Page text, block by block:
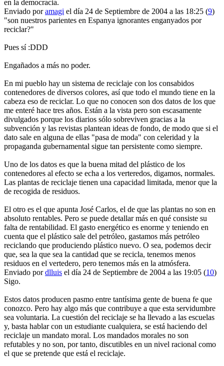
en la democracia.
Enviado poramagi el día 24 de Septiembre de 2004 a las 18:25 (9)
"son nuestros parientes en Espanya ignorantes enganyados por
reciclar?"
Pues sí :DDD
Engañados a más no poder.
En mi pueblo hay un sistema de reciclaje con los consabidos
contenedores de diversos colores, así que todo el mundo tiene en la
cabeza eso de reciclar. Lo que no conocen son dos datos de los que
me enteré hace tres años. Están a la vista pero son escasamente
divulgados porque los diarios sólo sobreviven gracias a la
subvención y las revistas plantean ideas de fondo, de modo que si el
dato sale en alguna de ellas "pasa de moda" con celeridad y la
propaganda gubernamental sigue tan persistente como siempre.
Uno de los datos es que la buena mitad del plástico de los
contenedores al efecto se echa a los verteredos, digamos, normales.
Las plantas de reciclaje tienen una capacidad limitada, menor que la
de recogida de residuos.
El otro es el que apunta José Carlos, el de que las plantas no son en
absoluto rentables. Pero se puede detallar más en qué consiste su
falta de rentabilidad. El gasto energético es enorme y teniendo en
cuenta que el plástico sale del petróleo, gastamos más petróleo
reciclando que produciendo plástico nuevo. O sea, podemos decir
que, sea la que sea la cantidad que se recicla, tenemos menos
residuos en el vertedero, pero tenemos más en la atmósfera.
Enviado pordlluis el día 24 de Septiembre de 2004 a las 19:05 (10)
Sigo.
Estos datos producen pasmo entre tantísima gente de buena fe que
conozco. Pero hay algo más que contribuye a que esta servidumbre
sea voluntaria. La cuestión del reciclaje se ha llevado a las escuelas
y, basta hablar con un estudiante cualquiera, se está haciendo del
reciclaje un mandato moral. Los mandados morales no son
refutables y no son, por tanto, discutibles en un nivel racional como
el que se pretende que está el reciclaje.